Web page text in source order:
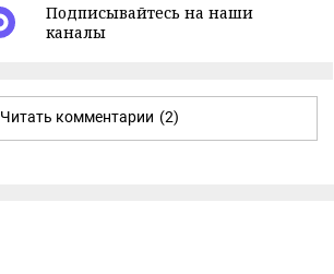
Подписывайтесь на наши
каналы
Читать комментарии (2)